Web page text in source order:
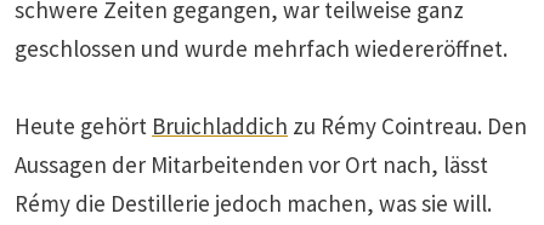
schwere Zeiten gegangen, war teilweise ganz
geschlossen und wurde mehrfach wiedereröffnet.
Heute gehört Bruichladdich zu Rémy Cointreau. Den
Aussagen der Mitarbeitenden vor Ort nach, lässt
Rémy die Destillerie jedoch machen, was sie will.